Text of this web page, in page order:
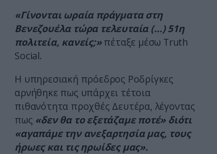
«Γίνονται ωραία πράγματα στη
Βενεζουέλα τώρα τελευταία (…) 51η
πολιτεία, κανείς;»πέταξε μέσω Truth
Social.
Η υπηρεσιακή πρόεδρος Ροδρίγκες
αρνήθηκε πως υπάρχει τέτοια
πιθανότητα προχθές Δευτέρα, λέγοντας
πως «δεν θα το εξετάζαμε ποτέ» διότι
«αγαπάμε την ανεξαρτησία μας, τους
ήρωες και τις ηρωίδες μας».